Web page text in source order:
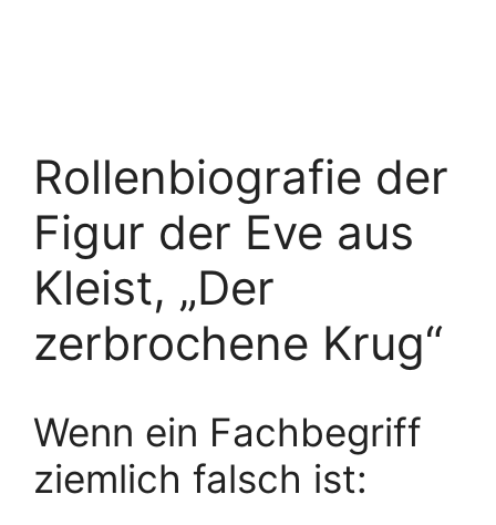
Rollenbiografie der
Figur der Eve aus
Kleist, „Der
zerbrochene Krug“
Wenn ein Fachbegriff
ziemlich falsch ist: